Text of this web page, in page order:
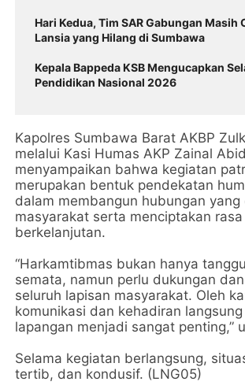
Hari Kedua, Tim SAR Gabungan Masih
Lansia yang Hilang di Sumbawa
Kepala Bappeda KSB Mengucapkan
Pendidikan Nasional 2026
Kapolres Sumbawa Barat AKBP
melalui Kasi Humas AKP Zainal
menyampaikan bahwa kegiatan
merupakan bentuk pendekatan
dalam membangun hubungan yang
masyarakat serta menciptakan
berkelanjutan.
“Harkamtibmas bukan hanya
semata, namun perlu dukungan
seluruh lapisan masyarakat. Oleh
komunikasi dan kehadiran
lapangan menjadi sangat penting,”
Selama kegiatan berlangsung,
tertib, dan kondusif. (LNG05)